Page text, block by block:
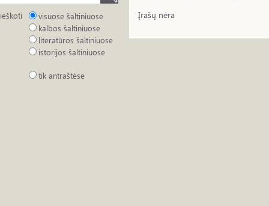
ieškoti
visuose šaltiniuose
kalbos šaltiniuose
literatūros šaltiniuose
istorijos šaltiniuose
tik antraštėse
Įrašų nėra